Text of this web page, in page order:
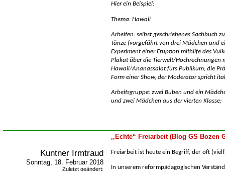
Hier ein Beispiel:
Thema: Hawaii
Arbeiten: selbst geschriebenes Sachbuch
Tänze (vorgeführt von drei Mädchen und
Experiment einer Eruption mithilfe des
Plakat über die Tierwelt/Hochrechnungen
Hawaii/Ananassalat fürs Publikum; die
Form einer Show, der Moderator spricht
Arbeitsgruppe: zwei Buben und ein
und zwei Mädchen aus der vierten Klasse;
,,Echte“ Freiarbeit (Blog GS Bozen
Kuntner Irmtraud
Sonntag, 18. Februar 2018
Zuletzt geändert:
Freiarbeit ist heute ein Begriff, der oft
In unserem reformpädagogischen